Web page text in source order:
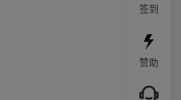
签到
赞助